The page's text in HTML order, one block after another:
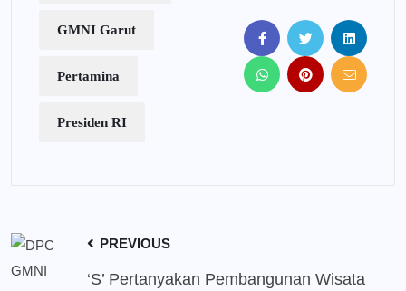
GMNI Garut
Pertamina
Presiden RI
PREVIOUS
‘S’ Pertanyakan Pembangunan Wisata